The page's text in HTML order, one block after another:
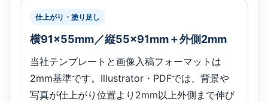
仕上がり・塗り足し
横91×55mm／縦55×91mm＋外側2mm
当社テンプレートと画像入稿フォーマットは
2mm基準です。Illustrator・PDFでは、背景や
写真が仕上がり位置より2mm以上外側まで伸び